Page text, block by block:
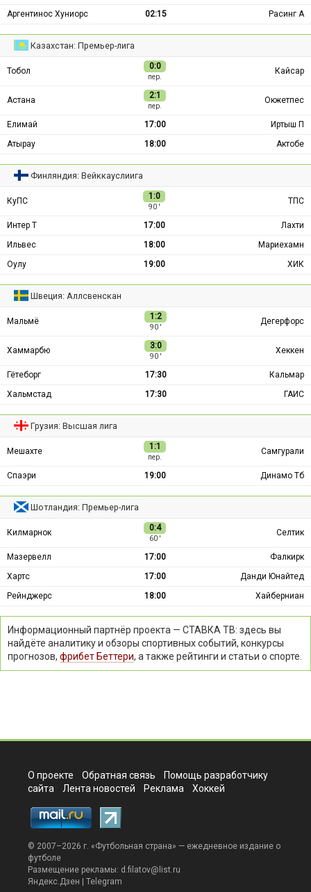
Аргентинос Хуниорс
02:15 Расинг А
Казахстан: Премьер-лига
Тобол 0:0
пер.
Кайсар
Астана 2:1
пер.
Окжетпес
Елимай 17:00
Иртыш П
Атырау
18:00 Актобе
Финляндия: Вейккауслиига
КуПС 1:0
90 ′
ТПС
Интер Т 17:00
Лахти
Ильвес
18:00
Мариехамн
Оулу
19:00 ХИК
Швеция: Аллсвенскан
Мальмё 1:2
90 ′
Дегерфорс
Хаммарбю 3:0
90 ′
Хеккен
Гётеборг 17:30
Кальмар
Хальмстад
17:30 ГАИС
Грузия: Высшая лига
Мешахте 1:1
пер.
Самгурали
Спаэри 19:00 Динамо Тб
Шотландия: Премьер-лига
Килмарнок 0:4
60 ′
Селтик
Мазервелл 17:00
Фалкирк
Хартс
17:00
Данди Юнайтед
Рейнджерс
18:00 Хайберниан
Информационный партнёр проекта — СТАВКА ТВ: здесь вы
найдёте аналитику и обзоры спортивных событий, конкурсы
прогнозов, фрибет Беттери, а также рейтинги и статьи о спорте.
О проекте Обратная связь
Помощь разработчику
сайта
Лента новостей Реклама Хоккей
© 2007–2026 г. «Футбольная страна» — ежедневное издание о
футболе
Размещение рекламы: d.filatov@list.ru
Яндекс.Дзен | Telegram